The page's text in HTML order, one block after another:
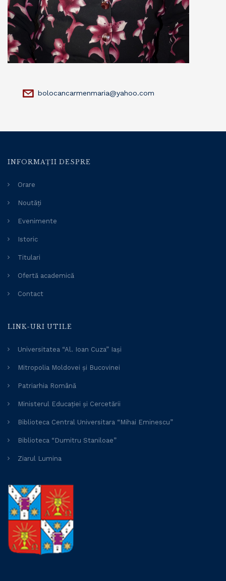
bolocancarmenmaria@yahoo.com
INFORMAȚII DESPRE
Orare
Noutăți
Evenimente
Istoric
Titulari
Ofertă academică
Contact
LINK-URI UTILE
Universitatea “Al. Ioan Cuza” Iași
Mitropolia Moldovei și Bucovinei
Patriarhia Română
Ministerul Educației și Cercetării
Biblioteca Central Universitara “Mihai Eminescu”
Biblioteca “Dumitru Staniloae”
Ziarul Lumina